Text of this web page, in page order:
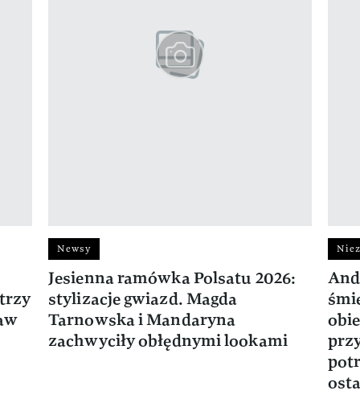
Newsy
Jesienna ramówka Polsatu 2026:
stylizacje gwiazd. Magda
Tarnowska i Mandaryna
zachwyciły obłędnymi lookami